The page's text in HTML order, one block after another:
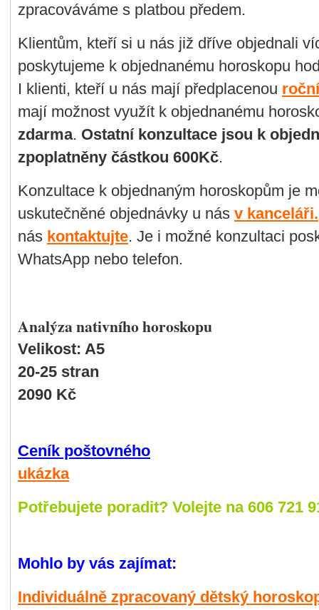
zpracováváme s platbou předem.
Klientům, kteří si u nás již dříve objednali
poskytujeme k objednanému horoskopu
I klienti, kteří u nás mají předplacenou
mají možnost využít k objednanému
zdarma. Ostatní konzultace jsou k
zpoplatněny částkou 600Kč.
Konzultace k objednaným horoskopům je
uskutečněné objednávky u nás v kanceláři.
nás kontaktujte. Je i možné konzultaci
WhatsApp nebo telefon.
Analýza nativního horoskopu
Velikost: A5
20-25 stran
2090 Kč
Ceník poštovného
ukázka
Potřebujete poradit? Volejte na 606 721
Mohlo by vás zajímat:
Individuálně zpracovaný dětský